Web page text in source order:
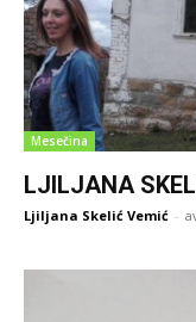
Mesečina
LJILJANA
Ljiljana Skelić Vemić -